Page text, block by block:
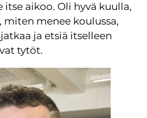
aikoo. Oli hyvä kuulla,
miten menee koulussa,
ja etsiä itselleen
tytöt.